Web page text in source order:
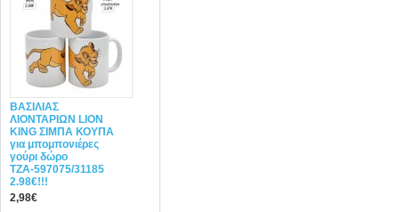
ΒΑΣΙΛΙΑΣ
ΛΙΟΝΤΑΡΙΩΝ LION
KING ΣΙΜΠΑ ΚΟΥΠΑ
για μπομπονιέρες
γούρι δώρο
ΤΖΑ-597075/31185
2.98€!!!
2,98€